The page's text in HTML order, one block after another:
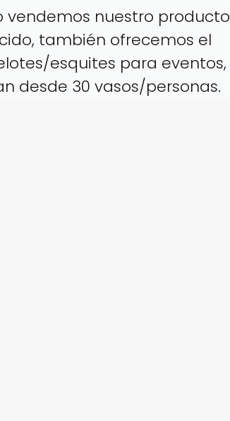
vendemos nuestro producto
también ofrecemos el
esquites para eventos,
desde 30 vasos/personas.